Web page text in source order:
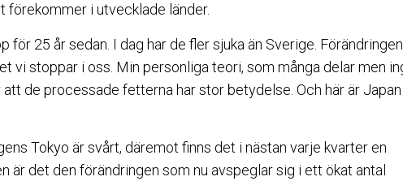
förekommer i utvecklade länder.
för 25 år sedan. I dag har de fler sjuka än Sverige.
vi stoppar i oss. Min personliga teori, som många delar men
att de processade fetterna har stor betydelse. Och här är
Tokyo är svårt, däremot finns det i nästan varje kvarter en
är det den förändringen som nu avspeglar sig i ett ökat antal